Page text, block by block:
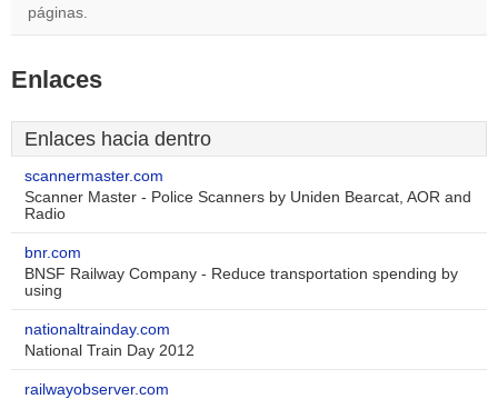
páginas.
Enlaces
Enlaces hacia dentro
scannermaster.com
Scanner Master - Police Scanners by Uniden Bearcat, AOR and
Radio
bnr.com
BNSF Railway Company - Reduce transportation spending by
using
nationaltrainday.com
National Train Day 2012
railwayobserver.com